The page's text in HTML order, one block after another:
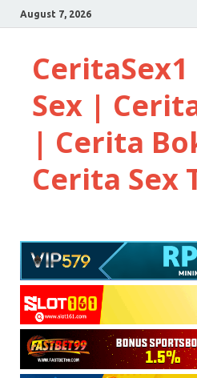
August 7, 2026
Sex |
| Cerita
Cerita Sex